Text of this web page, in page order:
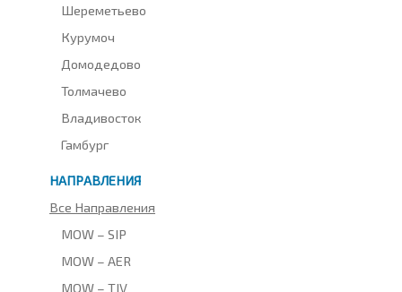
Шереметьево
Курумоч
Домодедово
Толмачево
Владивосток
Гамбург
НАПРАВЛЕНИЯ
Все Направления
MOW – SIP
MOW – AER
MOW – TIV